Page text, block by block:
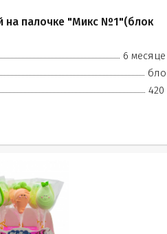
на палочке "Микс №1"(блок
6
420